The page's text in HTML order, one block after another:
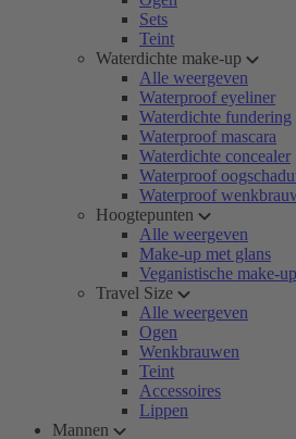
Sets
Teint
Waterdichte make-up
Alle weergeven
Waterproof eyeliner
Waterdichte fundering
Waterproof mascara
Waterdichte concealer
Waterproof
Waterproof
Hoogtepunten
Alle weergeven
Make-up met glans
Veganistische make-up
Travel Size
Alle weergeven
Ogen
Wenkbrauwen
Teint
Accessoires
Lippen
Mannen